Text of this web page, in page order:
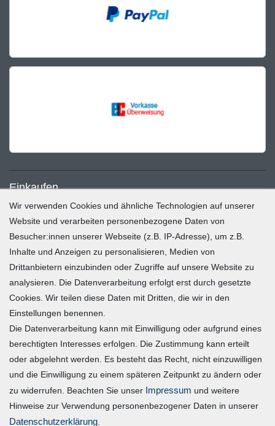
Einkaufen
Zahlung und Versand
Widerrufsrecht
Warenkorb
Zur Kasse
Mein Konto
Registrieren
Login
Vertrag widerrufen
Unternehmen
Wir verwenden Cookies und ähnliche Technologien auf unserer
Website und verarbeiten personenbezogene Daten von
Besucher:innen unserer Webseite (z.B. IP-Adresse), um z.B.
Inhalte und Anzeigen zu personalisieren, Medien von
Drittanbietern einzubinden oder Zugriffe auf unsere Website zu
analysieren. Die Datenverarbeitung erfolgt erst durch gesetzte
Cookies. Wir teilen diese Daten mit Dritten, die wir in den
Einstellungen benennen.
Die Datenverarbeitung kann mit Einwilligung oder aufgrund eines
berechtigten Interesses erfolgen. Die Zustimmung kann erteilt
oder abgelehnt werden. Es besteht das Recht, nicht einzuwilligen
und die Einwilligung zu einem späteren Zeitpunkt zu ändern oder
zu widerrufen. Beachten Sie unser Impressum und weitere
Hinweise zur Verwendung personenbezogener Daten in unserer
Daten­schutz­erklärung